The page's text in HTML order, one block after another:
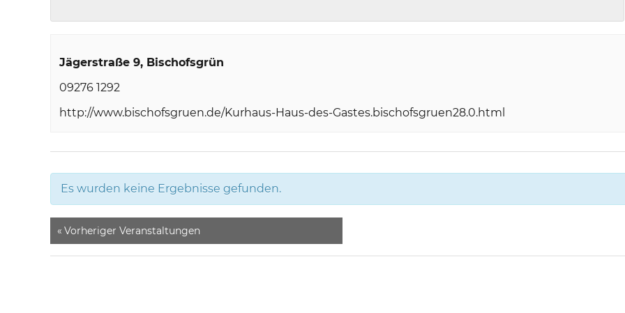
Jägerstraße 9 Bischofsgrün
09276 1292
http://www.bischofsgruen.de/Kurhaus-Haus-des-Gastes.bischofsgruen28.0.html
Es wurden keine Ergebnisse gefunden.
« Vorheriger Veranstaltungen